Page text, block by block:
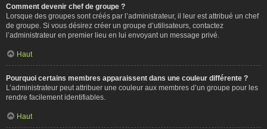
Comment devenir chef de groupe ?
Lorsque des groupes sont créés par l’administrateur, il leur est attribué un chef
de groupe. Si vous désirez créer un groupe d’utilisateurs, contactez
l’administrateur en premier lieu en lui envoyant un message privé.
Haut
Pourquoi certains membres apparaissent dans une couleur différente ?
L’administrateur peut attribuer une couleur aux membres d’un groupe pour les
rendre facilement identifiables.
Haut